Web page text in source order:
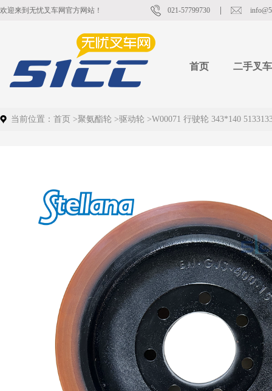
欢迎来到无忧叉车网官方网站！ 021-57799730
首页 二手叉车
当前位置： 首页 >聚氨酯轮 >驱动轮 >W00071 行驶轮 343*140